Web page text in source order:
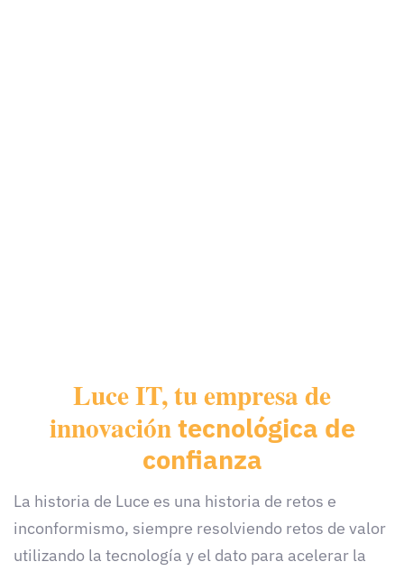
Luce IT, tu empresa de
innovacióntecnológica de
confianza
La historia de Luce es una historia de retos e
inconformismo, siempre resolviendo retos de valor
utilizando la tecnología y el dato para acelerar la